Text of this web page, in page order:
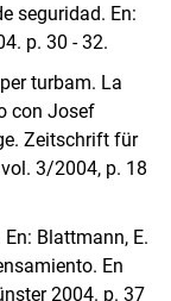
seguridad. En:
p. 30 - 32.
turbam. La
con Josef
Zeitschrift für
3/2004, p. 18
Blattmann, E.
En
2004. p. 37